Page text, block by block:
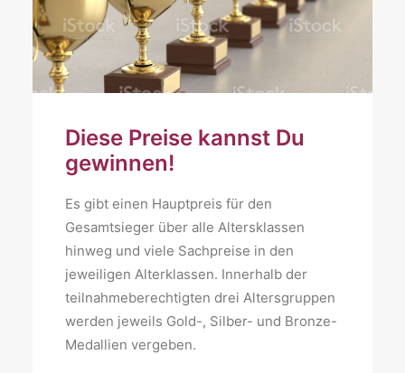
Diese Preise kannst Du
gewinnen!
Es gibt einen Hauptpreis für den
Gesamtsieger über alle Altersklassen
hinweg und viele Sachpreise in den
jeweiligen Alterklassen. Innerhalb der
teilnahmeberechtigten drei Altersgruppen
werden jeweils Gold-, Silber- und Bronze-
Medallien vergeben.